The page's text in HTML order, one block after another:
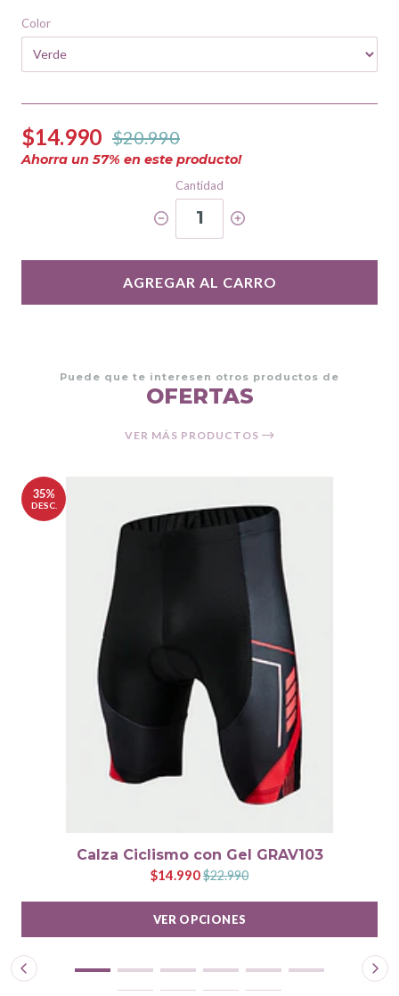
Color
$14.990 $20.990
Ahorra un 57% en este producto!
Cantidad
1
AGREGAR AL CARRO
Puede que te interesen otros productos de
OFERTAS
VER MÁS PRODUCTOS
35%
DESC.
Calza Ciclismo con Gel GRAV103
$14.990$22.990
VER OPCIONES